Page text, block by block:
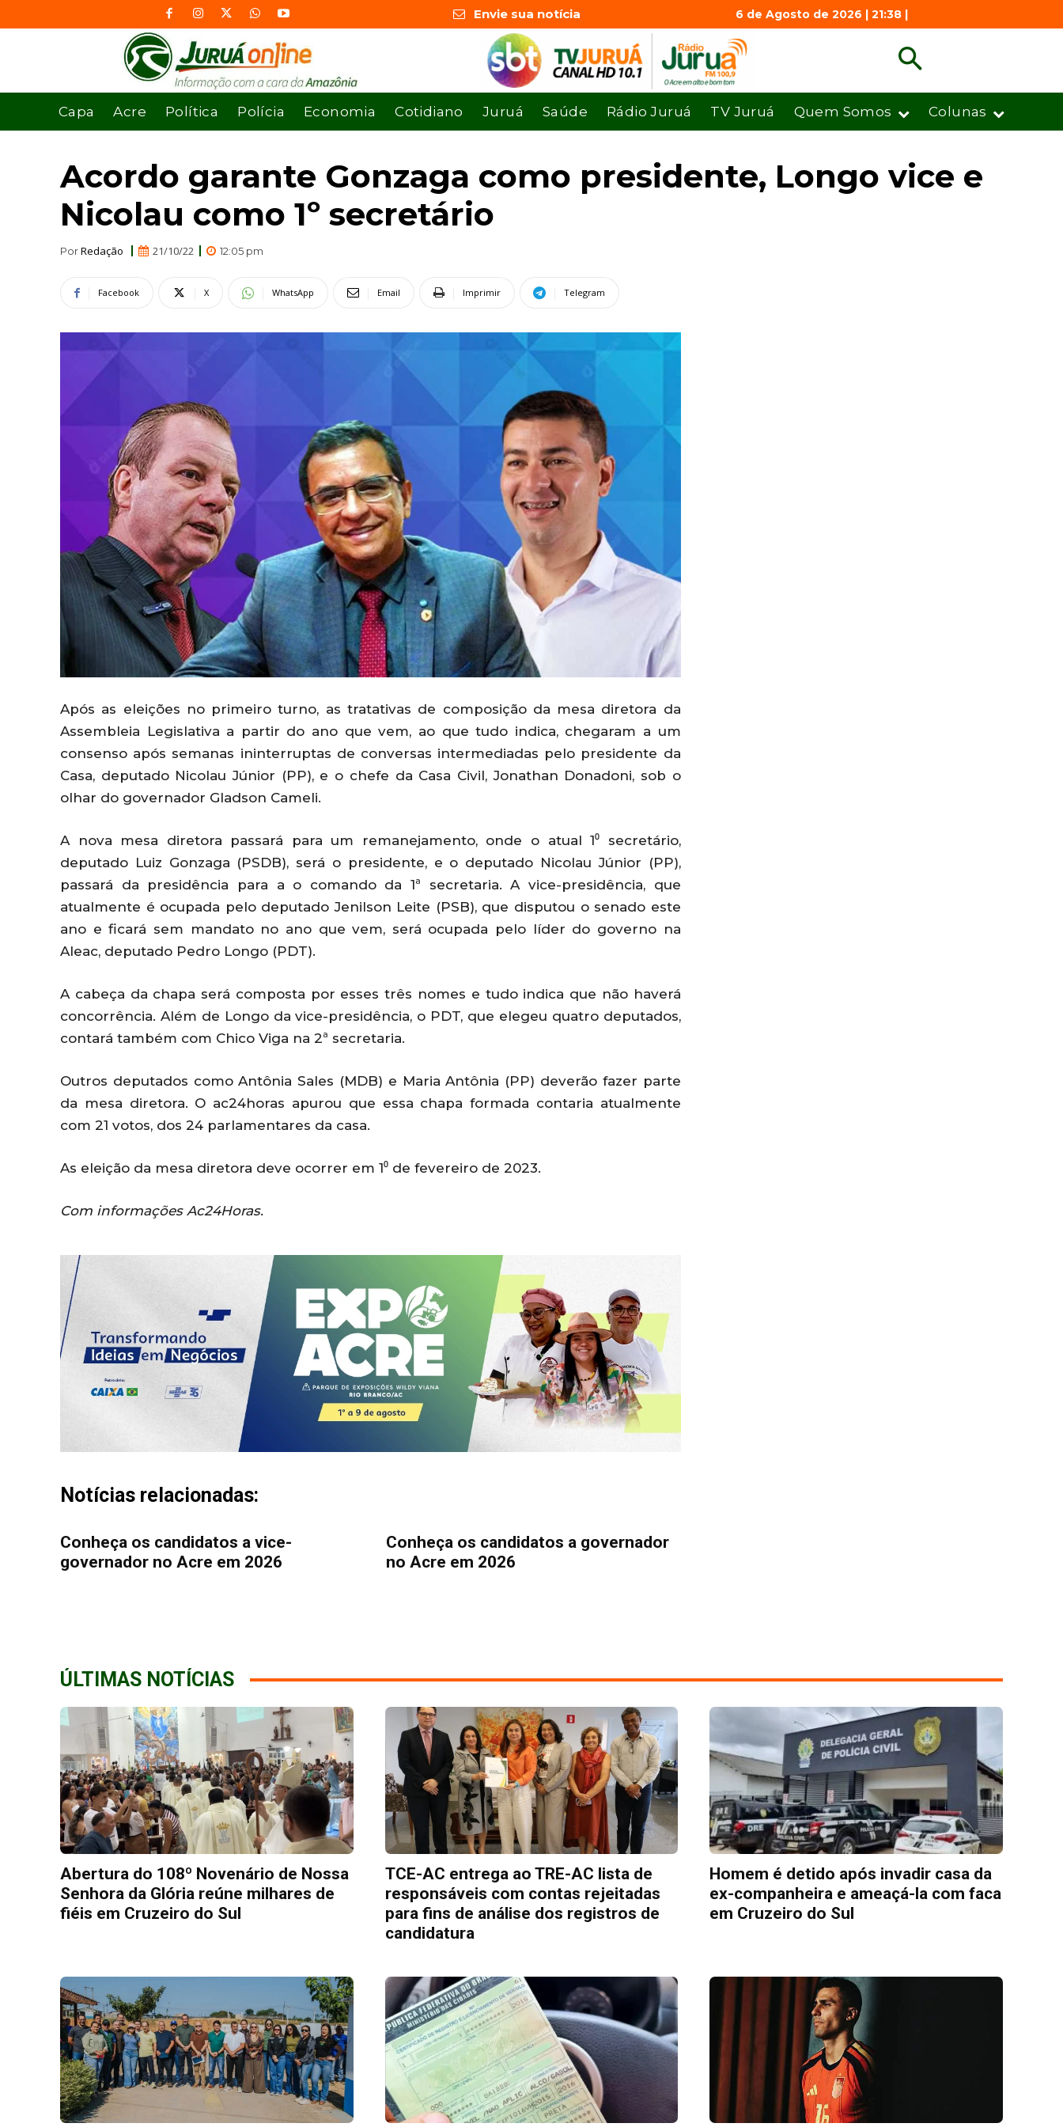
Envie sua notícia 6 de Agosto de 2026 | 21:38 |
Capa Acre Política Polícia Economia Cotidiano Juruá Saúde Rádio Juruá TV Juruá Quem Somos Colunas
Acordo garante Gonzaga como presidente, Longo vice e
Nicolau como 1º secretário
PorRedação 21/10/22 12:05 pm
Facebook X WhatsApp Email Imprimir Telegram
Após as eleições no primeiro turno, as tratativas de composição da mesa diretora da
Assembleia Legislativa a partir do ano que vem, ao que tudo indica, chegaram a um
consenso após semanas ininterruptas de conversas intermediadas pelo presidente da
Casa, deputado Nicolau Júnior (PP), e o chefe da Casa Civil, Jonathan Donadoni, sob o
olhar do governador Gladson Cameli.
A nova mesa diretora passará para um remanejamento, onde o atual 1⁰ secretário,
deputado Luiz Gonzaga (PSDB), será o presidente, e o deputado Nicolau Júnior (PP),
passará da presidência para a o comando da 1ª secretaria. A vice-presidência, que
atualmente é ocupada pelo deputado Jenilson Leite (PSB), que disputou o senado este
ano e ficará sem mandato no ano que vem, será ocupada pelo líder do governo na
Aleac, deputado Pedro Longo (PDT).
A cabeça da chapa será composta por esses três nomes e tudo indica que não haverá
concorrência. Além de Longo da vice-presidência, o PDT, que elegeu quatro deputados,
contará também com Chico Viga na 2ª secretaria.
Outros deputados como Antônia Sales (MDB) e Maria Antônia (PP) deverão fazer parte
da mesa diretora. O ac24horas apurou que essa chapa formada contaria atualmente
com 21 votos, dos 24 parlamentares da casa.
As eleição da mesa diretora deve ocorrer em 1⁰ de fevereiro de 2023.
Com informações Ac24Horas.
Notícias relacionadas:
Conheça os candidatos a vice-
governador no Acre em 2026
Conheça os candidatos a governador
no Acre em 2026
ÚLTIMAS NOTÍCIAS
Abertura do 108º Novenário de Nossa
Senhora da Glória reúne milhares de
fiéis em Cruzeiro do Sul
TCE-AC entrega ao TRE-AC lista de
responsáveis com contas rejeitadas
para fins de análise dos registros de
candidatura
Homem é detido após invadir casa da
ex-companheira e ameaçá-la com faca
em Cruzeiro do Sul